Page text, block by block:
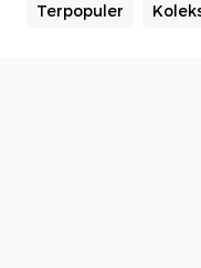
Terpopuler